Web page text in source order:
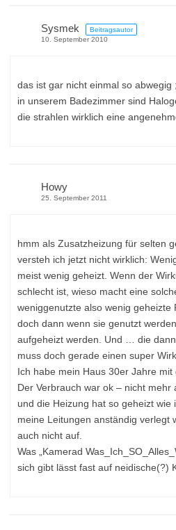
Sysmek
Beitragsautor
10. September 2010
das ist gar nicht einmal so abwegig
in unserem Badezimmer sind
die strahlen wirklich eine
Howy
25. September 2011
hmm als Zusatzheizung für selten
versteh ich jetzt nicht wirklich:
meist wenig geheizt. Wenn der
schlecht ist, wieso macht eine
weniggenutzte also wenig geheizte
doch dann wenn sie genutzt
aufgeheizt werden. Und … die
muss doch gerade einen super
Ich habe mein Haus 30er Jahre mit
Der Verbrauch war ok – nicht mehr
und die Heizung hat so geheizt wie
meine Leitungen anständig verlegt
auch nicht auf.
Was „Kamerad
sich gibt lässt fast auf neidische(?)